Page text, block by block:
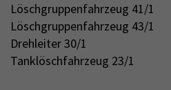
Löschgruppenfahrzeug 41/1
Löschgruppenfahrzeug 43/1
Drehleiter 30/1
Tanklöschfahrzeug 23/1